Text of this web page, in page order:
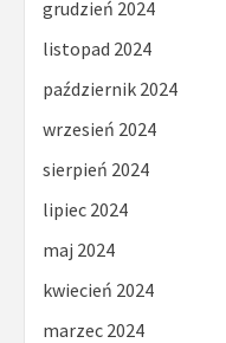
grudzień 2024
listopad 2024
październik 2024
wrzesień 2024
sierpień 2024
lipiec 2024
maj 2024
kwiecień 2024
marzec 2024